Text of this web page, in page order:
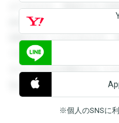
ができます。登録すると
録すると回答を閲覧する
閲覧することができます
できます。登録すると回
すると回答を閲覧するこ
覧することができます。
※個人のSNSに